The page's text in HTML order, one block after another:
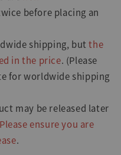
before placing an
shipping, butthe
in the price. (Please
for worldwide shipping
may be released later
Please ensure you are
.